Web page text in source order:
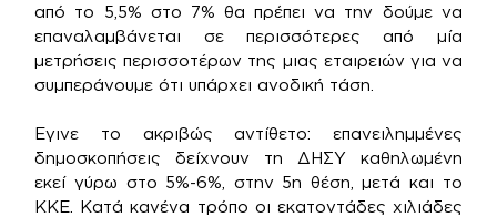
από το 5,5% στο 7% θα πρέπει να την δούμε να
επαναλαμβάνεται σε περισσότερες από μία
μετρήσεις περισσοτέρων της μιας εταιρειών για να
συμπεράνουμε ότι υπάρχει ανοδική τάση.
Εγινε το ακριβώς αντίθετο: επανειλημμένες
δημοσκοπήσεις δείχνουν τη ΔΗΣΥ καθηλωμένη
εκεί γύρω στο 5%-6%, στην 5η θέση, μετά και το
ΚΚΕ. Κατά κανένα τρόπο οι εκατοντάδες χιλιάδες